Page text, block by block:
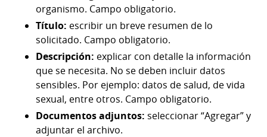
organismo. Campo obligatorio.
Título: escribir un breve resumen de lo
solicitado. Campo obligatorio.
Descripción: explicar con detalle la información
que se necesita. No se deben incluir datos
sensibles. Por ejemplo: datos de salud, de vida
sexual, entre otros. Campo obligatorio.
Documentos adjuntos: seleccionar “Agregar” y
adjuntar el archivo.